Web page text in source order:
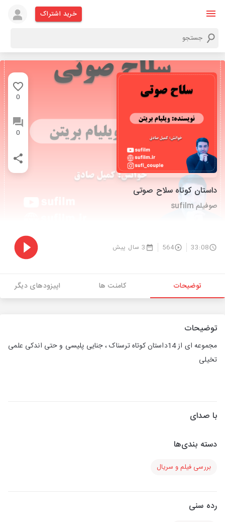
خرید اشتراک
0
0
داستان کوتاه سلاح صوتی
صوفیلم sufilm
33:08
564 3 سال پیش
توضیحات کامنت ها اپیزودهای دیگر
توضیحات
مجموعه ای از 14داستان کوتاه ترسناک ، جنایی پلیسی و حتی اندکی علمی
تخیلی
با صدای
دسته بندی‌ها
بررسی فیلم و سریال
رده سنی